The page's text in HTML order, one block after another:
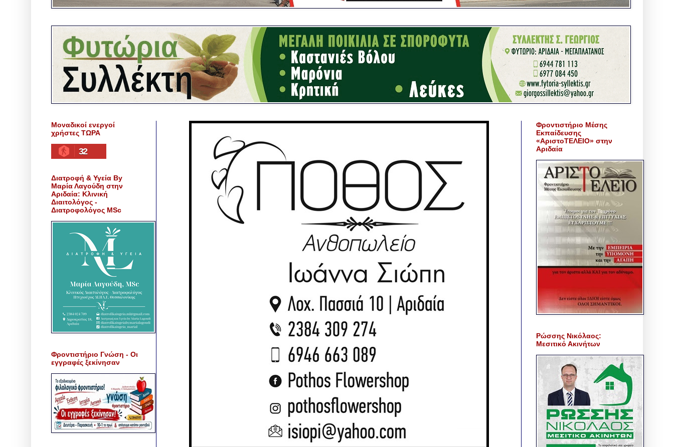
Μοναδικοί ενεργοί
χρήστες ΤΩΡΑ
32
Διατροφή & Υγεία By
Μαρία Λαγούδη στην
Αριδαία: Κλινική
Διαιτολόγος -
Διατροφολόγος MSc
Φροντιστήριο Γνώση - Οι
εγγραφές ξεκίνησαν
Φροντιστήριο Μέσης
Εκπαίδευσης
«ΑριστοΤΕΛΕΙΟ» στην
Αριδαία
Ρώσσης Νικόλαος:
Μεσιτικό Ακινήτων